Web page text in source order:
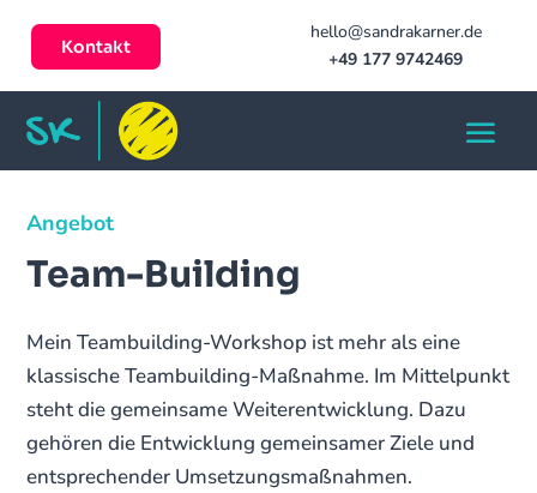
Kontakt
hello@sandrakarner.de
+49 177 9742469
Angebot
Team-Building
Mein Teambuilding-Workshop ist mehr als eine
klassische Teambuilding-Maßnahme. Im Mittelpunkt
steht die gemeinsame Weiterentwicklung. Dazu
gehören die Entwicklung gemeinsamer Ziele und
entsprechender Umsetzungsmaßnahmen.